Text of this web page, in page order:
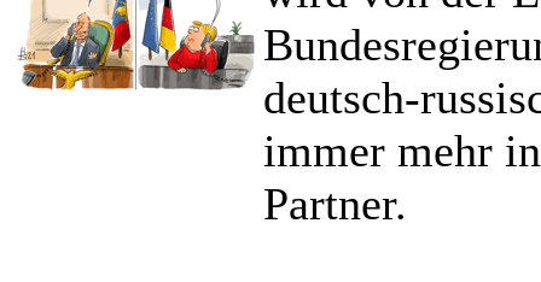
deutsch-
immer mehr
Partner.